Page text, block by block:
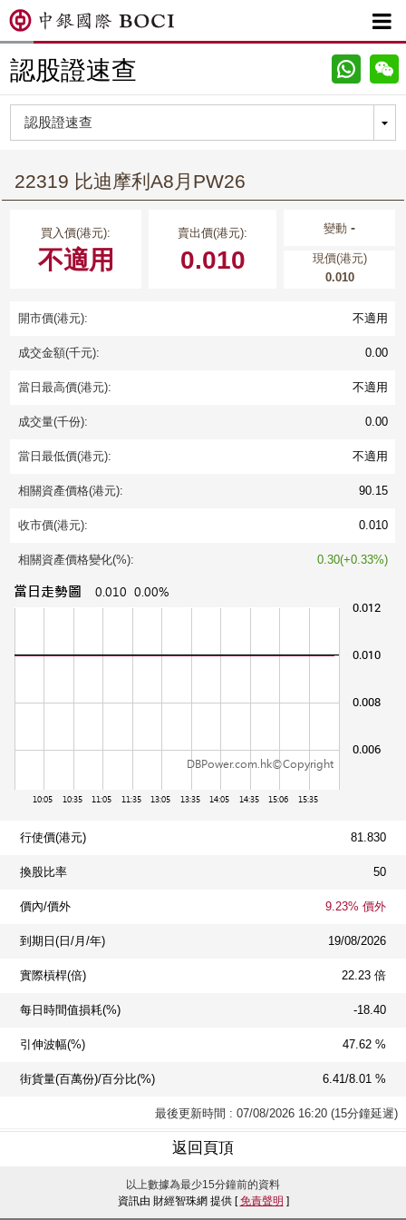

認股證速查
22319 比迪摩利A8月PW26
買入價(港元):
不適用
賣出價(港元):
0.010
變動-
現價(港元)
0.010
開市價(港元): 不適用
成交金額(千元): 0.00
當日最高價(港元): 不適用
成交量(千份): 0.00
當日最低價(港元): 不適用
相關資產價格(港元): 90.15
收市價(港元): 0.010
相關資產價格變化(%): 0.30(+0.33%)
行使價(港元) 81.830
換股比率 50
價內/價外 9.23% 價外
到期日(日/月/年) 19/08/2026
實際槓桿(倍) 22.23 倍
每日時間值損耗(%) -18.40
引伸波幅(%) 47.62 %
街貨量(百萬份)/百分比(%) 6.41/8.01 %
最後更新時間 : 07/08/2026 16:20 (15分鐘延遲)
返回頁頂
以上數據為最少15分鐘前的資料
資訊由 財經智珠網 提供 [免責聲明 ]